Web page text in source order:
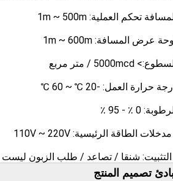
تصميم المنتج